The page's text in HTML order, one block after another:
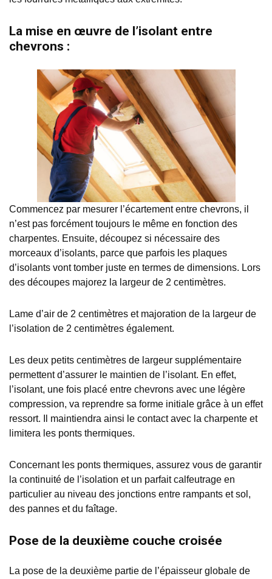
La mise en œuvre de l’isolant entre
chevrons :
Commencez par mesurer l’écartement entre chevrons, il
n’est pas forcément toujours le même en fonction des
charpentes. Ensuite, découpez si nécessaire des
morceaux d’isolants, parce que parfois les plaques
d’isolants vont tomber juste en termes de dimensions. Lors
des découpes majorez la largeur de 2 centimètres.
Lame d’air de 2 centimètres et majoration de la largeur de
l’isolation de 2 centimètres également.
Les deux petits centimètres de largeur supplémentaire
permettent d’assurer le maintien de l’isolant. En effet,
l’isolant, une fois placé entre chevrons avec une légère
compression, va reprendre sa forme initiale grâce à un effet
ressort. Il maintiendra ainsi le contact avec la charpente et
limitera les ponts thermiques.
Concernant les ponts thermiques, assurez vous de garantir
la continuité de l’isolation et un parfait calfeutrage en
particulier au niveau des jonctions entre rampants et sol,
des pannes et du faîtage.
Pose de la deuxième couche croisée
La pose de la deuxième partie de l’épaisseur globale de